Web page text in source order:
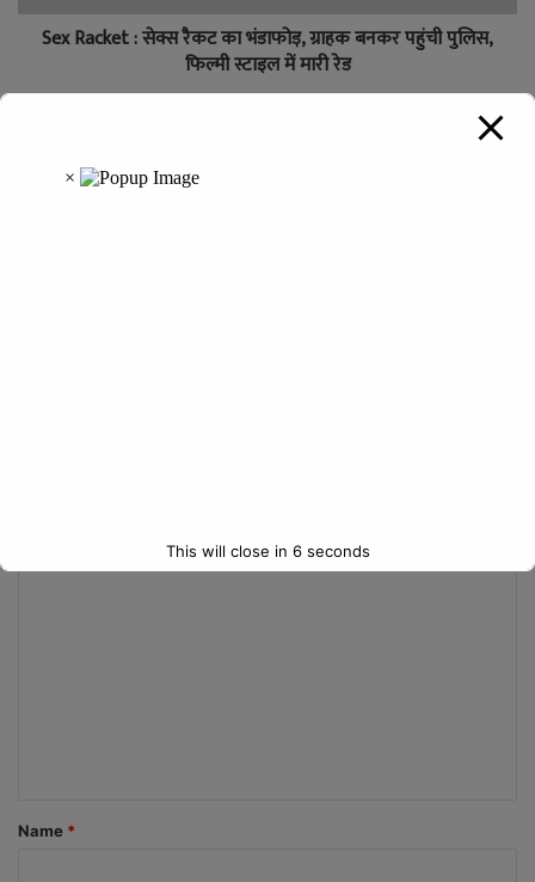
Sex Racket : सेक्स रैकट का भंडाफोड़, ग्राहक बनकर पहुंची पुलिस,
फिल्मी स्टाइल में मारी रेड
C
*
Name *
This will close in 5seconds